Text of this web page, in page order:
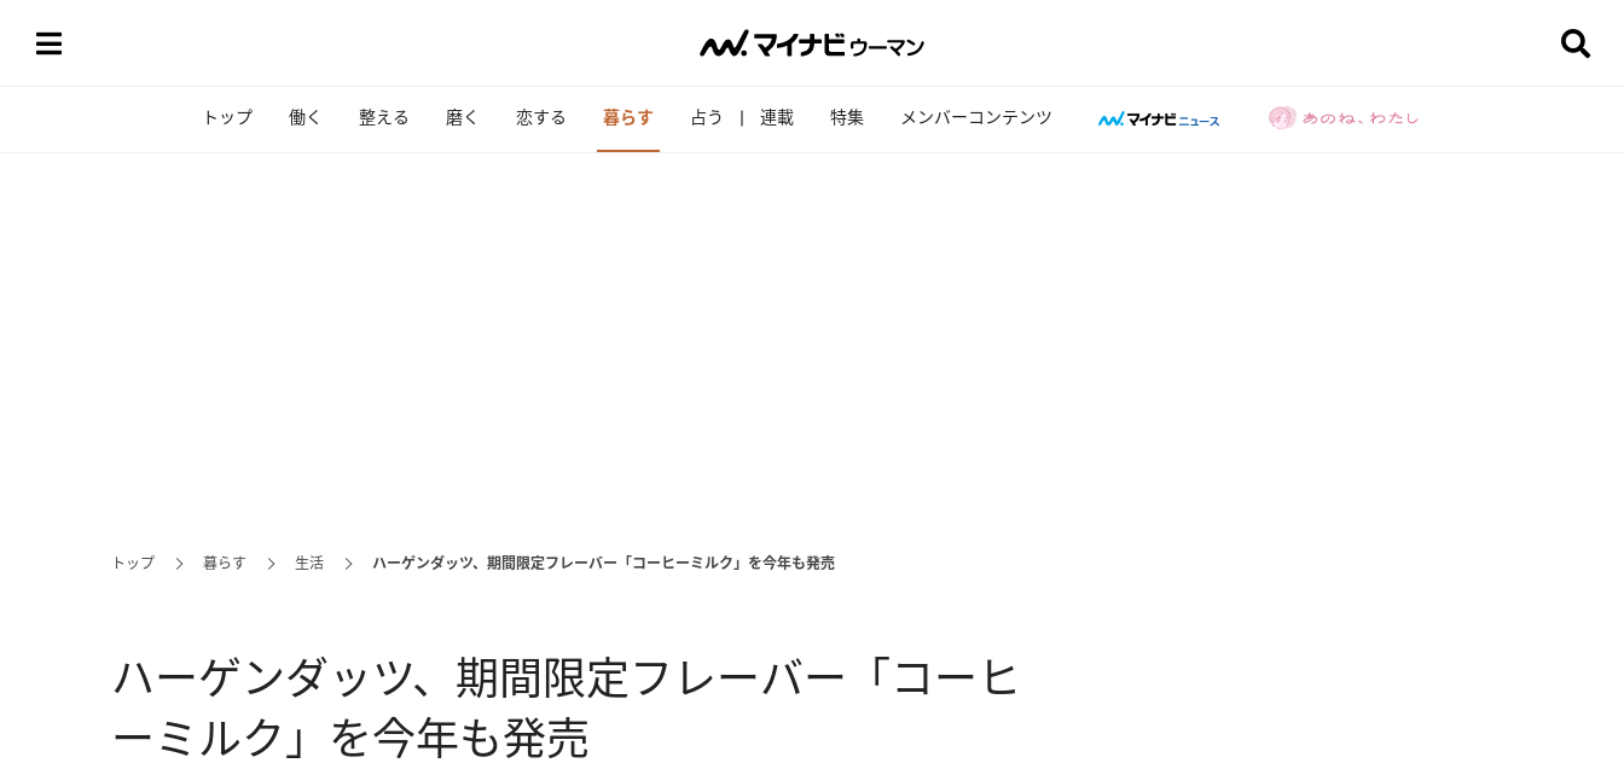
トップ 働く 整える 磨く 恋する 暮らす 占う 連載 特集 メンバーコンテンツ
トップ 暮らす 生活 ハーゲンダッツ、期間限定フレーバー「コーヒーミルク」を今年も発売
ハーゲンダッツ、期間限定フレーバー「コーヒ
ーミルク」を今年も発売